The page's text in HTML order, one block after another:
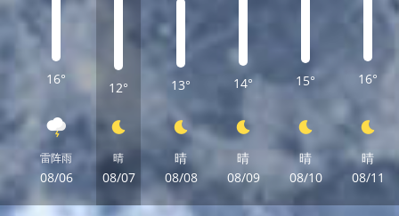
16°
雷阵雨
08/06
12°
晴
08/07
13°
晴
08/08
14°
晴
08/09
15°
晴
08/10
16°
晴
08/11